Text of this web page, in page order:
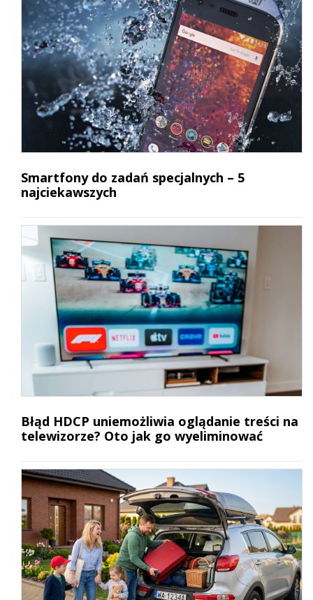
Smartfony do zadań specjalnych – 5
najciekawszych
Błąd HDCP uniemożliwia oglądanie treści na
telewizorze? Oto jak go wyeliminować